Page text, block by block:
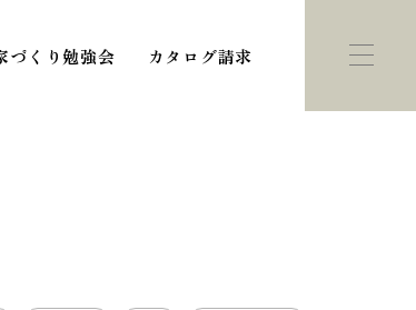
づくり勉強会 カタログ請求